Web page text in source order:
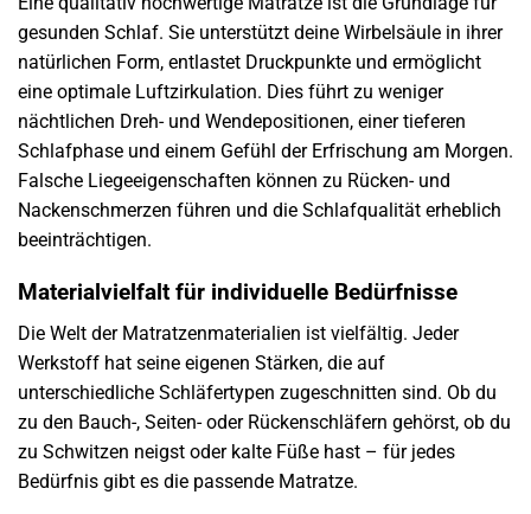
gesunden Schlaf. Sie unterstützt deine Wirbelsäule in ihrer
natürlichen Form, entlastet Druckpunkte und ermöglicht
eine optimale Luftzirkulation. Dies führt zu weniger
nächtlichen Dreh- und Wendepositionen, einer tieferen
Schlafphase und einem Gefühl der Erfrischung am Morgen.
Falsche Liegeeigenschaften können zu Rücken- und
Nackenschmerzen führen und die Schlafqualität erheblich
beeinträchtigen.
Materialvielfalt für individuelle Bedürfnisse
Die Welt der Matratzenmaterialien ist vielfältig. Jeder
Werkstoff hat seine eigenen Stärken, die auf
unterschiedliche Schläfertypen zugeschnitten sind. Ob du
zu den Bauch-, Seiten- oder Rückenschläfern gehörst, ob du
zu Schwitzen neigst oder kalte Füße hast – für jedes
Bedürfnis gibt es die passende Matratze.